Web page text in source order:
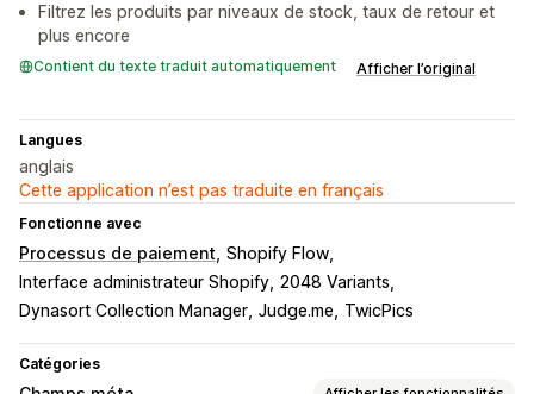
Filtrez les produits par niveaux de stock, taux de retour et
plus encore
Contient du texte traduit automatiquement Afficher l’original
Langues
anglais
Cette application n’est pas traduite en français
Fonctionne avec
Processus de paiement Shopify Flow
Interface administrateur Shopify 2048 Variants
Dynasort Collection Manager Judge.me TwicPics
Catégories